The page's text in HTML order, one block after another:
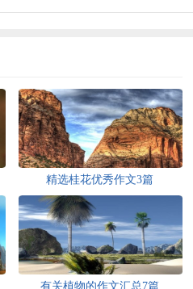
精选桂花优秀作文3篇
有关植物的作文汇总7篇